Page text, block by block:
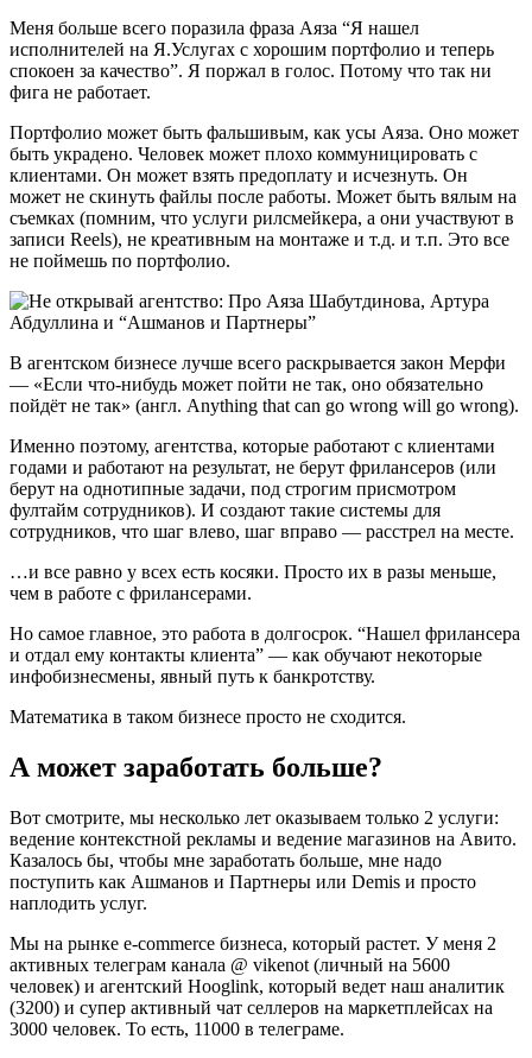
Меня больше всего поразила фраза Аяза “Я нашел
исполнителей на Я.Услугах с хорошим портфолио и теперь
спокоен за качество”. Я поржал в голос. Потому что так ни
фига не работает.
Портфолио может быть фальшивым, как усы Аяза. Оно может
быть украдено. Человек может плохо коммуницировать с
клиентами. Он может взять предоплату и исчезнуть. Он
может не скинуть файлы после работы. Может быть вялым на
съемках (помним, что услуги рилсмейкера, а они участвуют в
записи Reels), не креативным на монтаже и т.д. и т.п. Это все
не поймешь по портфолио.
В агентском бизнесе лучше всего раскрывается закон Мерфи
— «Если что-нибудь может пойти не так, оно обязательно
пойдёт не так» (англ. Anything that can go wrong will go wrong).
Именно поэтому, агентства, которые работают с клиентами
годами и работают на результат, не берут фрилансеров (или
берут на однотипные задачи, под строгим присмотром
фултайм сотрудников). И создают такие системы для
сотрудников, что шаг влево, шаг вправо — расстрел на месте.
…и все равно у всех есть косяки. Просто их в разы меньше,
чем в работе с фрилансерами.
Но самое главное, это работа в долгосрок. “Нашел фрилансера
и отдал ему контакты клиента” — как обучают некоторые
инфобизнесмены, явный путь к банкротству.
Математика в таком бизнесе просто не сходится.
А может заработать больше?
Вот смотрите, мы несколько лет оказываем только 2 услуги:
ведение контекстной рекламы и ведение магазинов на Авито.
Казалось бы, чтобы мне заработать больше, мне надо
поступить как Ашманов и Партнеры или Demis и просто
наплодить услуг.
Мы на рынке e-commerce бизнеса, который растет. У меня 2
активных телеграм канала @ vikenot (личный на 5600
человек) и агентский Hooglink, который ведет наш аналитик
(3200) и супер активный чат селлеров на маркетплейсах на
3000 человек. То есть, 11000 в телеграме.